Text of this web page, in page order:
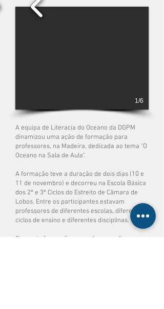
1/6
A equipa de Literacia do Oceano da DGPM
dinamizou uma ação de formação para
professores, na Madeira, dedicada ao tema "O
Oceano na Sala de Aula".
A formação teve a duração de dois dias (10 e
11 de novembro) e decorreu na Escola Básica
dos 2º e 3º Ciclos do Estreito de Câmara de
Lobos. Entre os participantes estavam
professores de diferentes escolas, diferentes
ciclos de ensino e diferentes disciplinas.
Com esta formação, os professores ficaram a